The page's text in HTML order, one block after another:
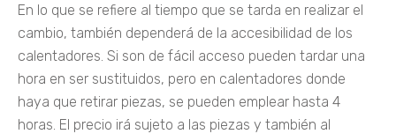
En lo que se refiere al tiempo que se tarda en realizar el
cambio, también dependerá de la accesibilidad de los
calentadores. Si son de fácil acceso pueden tardar una
hora en ser sustituidos, pero en calentadores donde
haya que retirar piezas, se pueden emplear hasta 4
horas. El precio irá sujeto a las piezas y también al